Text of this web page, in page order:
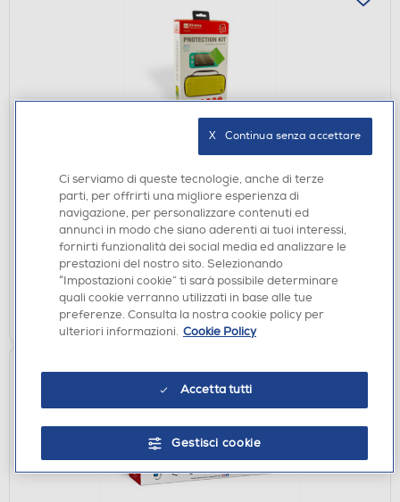
€ 12,99
€ 14,90consigliato
Acquisto online:disponibile
Ritiro in negozio:non disponibile
AGGIUNGI
Ci serviamo di queste tecnologie, anche di terze
parti, per offrirti una migliore esperienza di
navigazione, per personalizzare contenuti ed
annunci in modo che siano aderenti ai tuoi interessi,
fornirti funzionalità dei social media ed analizzare le
prestazioni del nostro sito. Selezionando
“Impostazioni cookie” ti sarà possibile determinare
quali cookie verranno utilizzati in base alle tue
preferenze. Consulta la nostra cookie policy per
ulteriori informazioni. Cookie Policy
Accetta tutti
Gestisci cookie
X   Continua senza accettare